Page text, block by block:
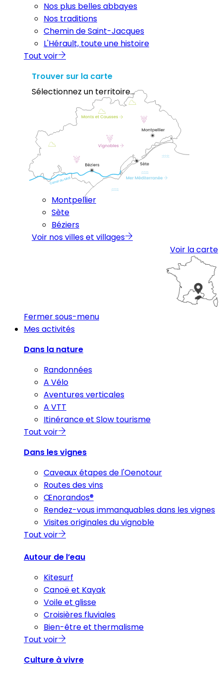
Nos plus belles abbayes
Nos traditions
Chemin de Saint-Jacques
L'Hérault, toute une histoire
Tout voir
Trouver sur la carte
Sélectionnez un territoire...
Montpellier
Sète
Béziers
Voir nos villes et villages
Voir la carte
Fermer sous-menu
Mes activités
Dans la nature
Randonnées
A Vélo
Aventures verticales
A VTT
Itinérance et Slow tourisme
Tout voir
Dans les vignes
Caveaux étapes de l'Oenotour
Routes des vins
Œnorandos®
Rendez-vous immanquables dans les vignes
Visites originales du vignoble
Tout voir
Autour de l’eau
Kitesurf
Canoë et Kayak
Voile et glisse
Croisières fluviales
Bien-être et thermalisme
Tout voir
Culture à vivre